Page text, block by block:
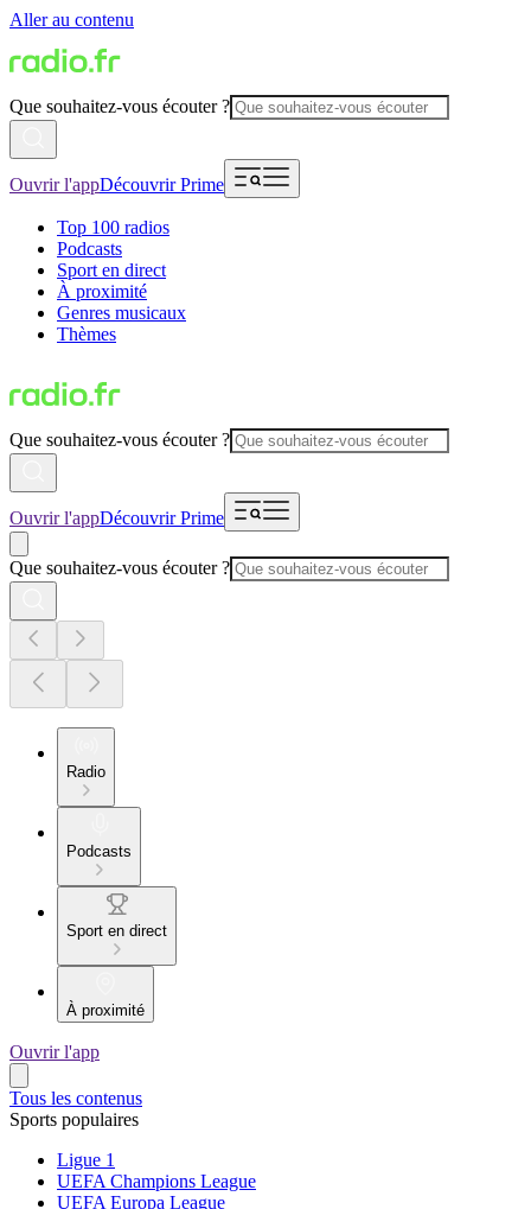
Aller au contenu
Que souhaitez-vous écouter ?
Ouvrir l'appDécouvrir Prime
Top 100 radios
Podcasts
Sport en direct
À proximité
Genres musicaux
Thèmes
Que souhaitez-vous écouter ?
Ouvrir l'appDécouvrir Prime
Que souhaitez-vous écouter ?
Radio
Podcasts
Sport en direct
À proximité
Ouvrir l'app
Tous les contenus
Sports populaires
Ligue 1
UEFA Champions League
UEFA Europa League